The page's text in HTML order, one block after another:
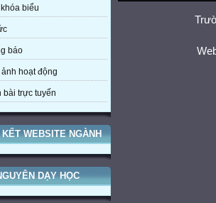
biểu
báo
ảnh hoạt động
bài trực tuyến
WEBSITE NGÀNH
DẠY HỌC